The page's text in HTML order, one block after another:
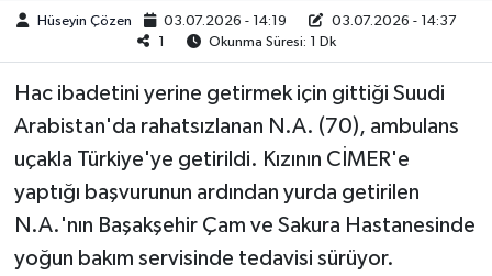
Hüseyin Çözen 03.07.2026 - 14:19
03.07.2026 - 14:37
1
Okunma Süresi: 1 Dk
Hac ibadetini yerine getirmek için gittiği Suudi
Arabistan'da rahatsızlanan N.A. (70), ambulans
uçakla Türkiye'ye getirildi. Kızının CİMER'e
yaptığı başvurunun ardından yurda getirilen
N.A.'nın Başakşehir Çam ve Sakura Hastanesinde
yoğun bakım servisinde tedavisi sürüyor.